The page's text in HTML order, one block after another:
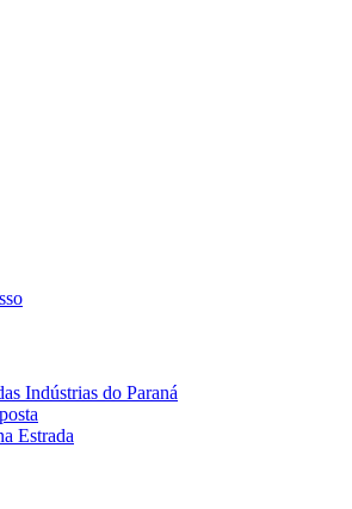
Indústrias do Paraná
Estrada